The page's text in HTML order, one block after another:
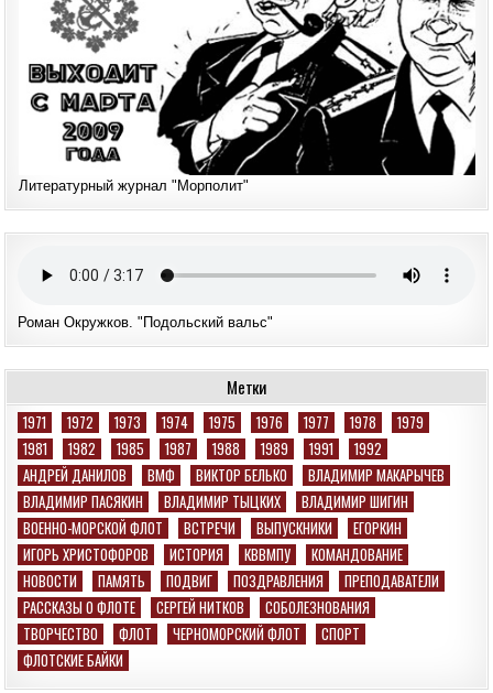
Литературный журнал "Морполит"
Роман Окружков. "Подольский вальс"
Метки
1971 1972 1973 1974 1975 1976 1977 1978
1979
1981
1982 1985 1987 1988 1989 1991
1992
АНДРЕЙ ДАНИЛОВ
ВМФ ВИКТОР БЕЛЬКО
ВЛАДИМИР МАКАРЫЧЕВ
ВЛАДИМИР ПАСЯКИН
ВЛАДИМИР ТЫЦКИХ
ВЛАДИМИР ШИГИН
ВОЕННО-МОРСКОЙ ФЛОТ
ВСТРЕЧИ ВЫПУСКНИКИ
ЕГОРКИН
ИГОРЬ ХРИСТОФОРОВ
ИСТОРИЯ КВВМПУ
КОМАНДОВАНИЕ
НОВОСТИ
ПАМЯТЬ ПОДВИГ ПОЗДРАВЛЕНИЯ
ПРЕПОДАВАТЕЛИ
РАССКАЗЫ О ФЛОТЕ
СЕРГЕЙ НИТКОВ
СОБОЛЕЗНОВАНИЯ
ТВОРЧЕСТВО
ФЛОТ ЧЕРНОМОРСКИЙ ФЛОТ
СПОРТ
ФЛОТСКИЕ БАЙКИ